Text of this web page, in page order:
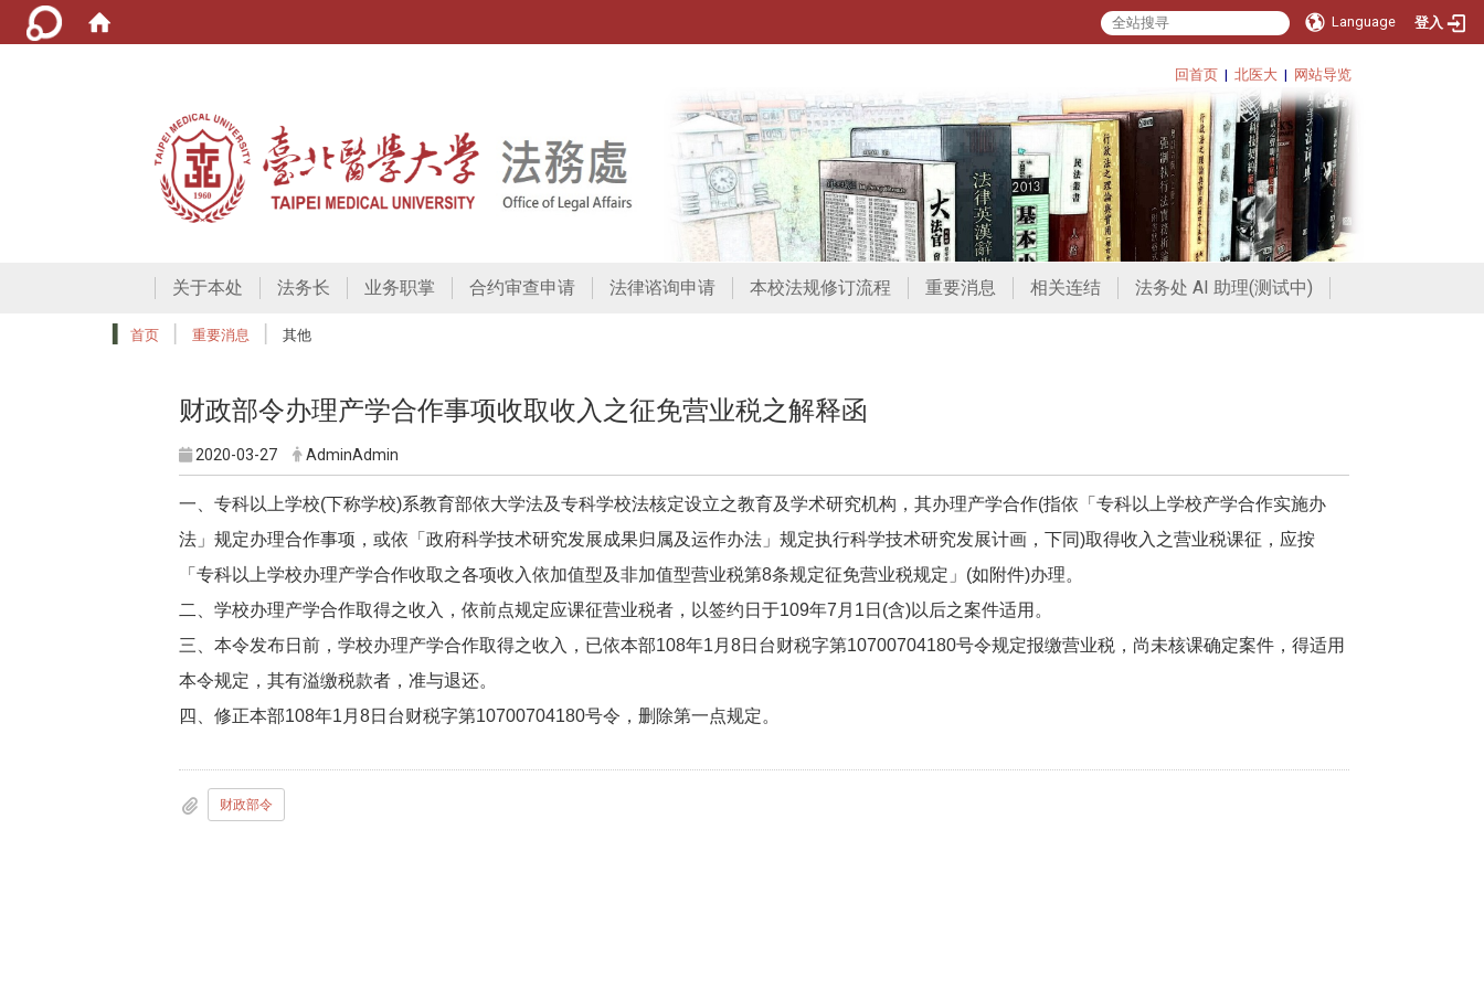
Language 登入
回首页 | 北医大 | 网站导览
关于本处 法务长 业务职掌 合约审查申请 法律谘询申请 本校法规修订流程 重要消息 相关连结 法务处 AI 助理(测试中)
首页 重要消息 其他
财政部令办理产学合作事项收取收入之征免营业税之解释函
2020-03-27 AdminAdmin
一、专科以上学校(下称学校)系教育部依大学法及专科学校法核定设立之教育及学术研究机构，其办理产学合作(指依「专科以上学校产学合作实施办
法」规定办理合作事项，或依「政府科学技术研究发展成果归属及运作办法」规定执行科学技术研究发展计画，下同)取得收入之营业税课征，应按
「专科以上学校办理产学合作收取之各项收入依加值型及非加值型营业税第8条规定征免营业税规定」(如附件)办理。
二、学校办理产学合作取得之收入，依前点规定应课征营业税者，以签约日于109年7月1日(含)以后之案件适用。
三、本令发布日前，学校办理产学合作取得之收入，已依本部108年1月8日台财税字第10700704180号令规定报缴营业税，尚未核课确定案件，得适用
本令规定，其有溢缴税款者，准与退还。
四、修正本部108年1月8日台财税字第10700704180号令，删除第一点规定。
财政部令